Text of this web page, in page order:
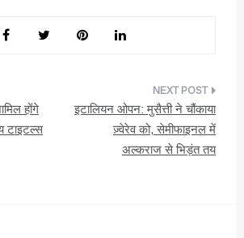
होंगे
टाइटल्स
इटालियन ओपन: मुसैत्ती ने चौंकाया
ज़्वेरेव को, सेमीफाइनल में
अल्कराज से भिड़ंत तय